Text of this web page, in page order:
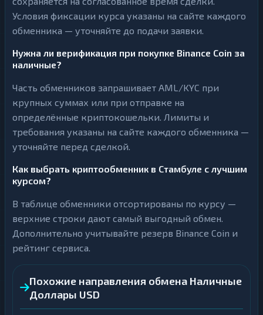
Условия фиксации курса указаны на сайте каждого
обменника — уточняйте до подачи заявки.
Нужна ли верификация при покупке Binance Coin за
наличные?
Часть обменников запрашивает AML/KYC при
крупных суммах или при отправке на
определённые криптокошельки. Лимиты и
требования указаны на сайте каждого обменника —
уточняйте перед сделкой.
Как выбрать криптообменник в Стамбуле с лучшим
курсом?
В таблице обменники отсортированы по курсу —
верхние строки дают самый выгодный обмен.
Дополнительно учитывайте резерв Binance Coin и
рейтинг сервиса.
Похожие направления обмена Наличные
Доллары USD